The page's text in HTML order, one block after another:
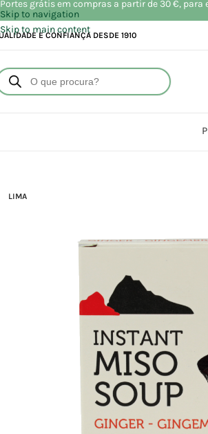
Skip to navigation
Skip to main content
E CONFIANÇA DESDE 1910
LIMA
Portes grátis em compras a partir de 30 €,